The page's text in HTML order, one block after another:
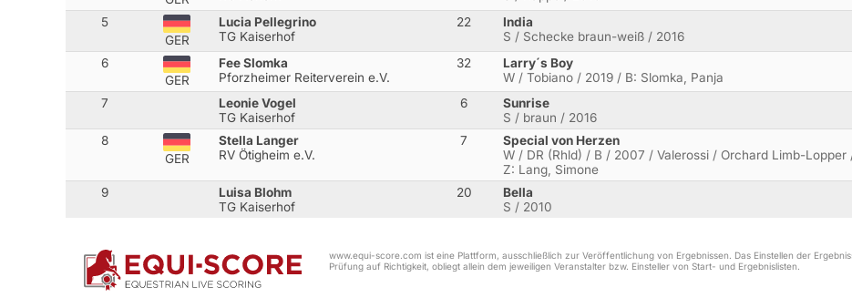
5
GER
Lucia Pellegrino
TG Kaiserhof
22
India
S / Schecke braun-weiß / 2016
6
GER
Fee Slomka
Pforzheimer Reiterverein e.V.
32
Larry´s Boy
W / Tobiano / 2019 / B: Slomka, Panja
7
Leonie Vogel
TG Kaiserhof
6
Sunrise
S / braun / 2016
8
GER
Stella Langer
RV Ötigheim e.V.
7
Special von Herzen
W / DR (Rhld) / B / 2007 / Valerossi / Orchard Limb-Lopper
Z: Lang, Simone
9
Luisa Blohm
TG Kaiserhof
20
Bella
S / 2010
www.equi-score.com ist eine Plattform, ausschließlich zur Veröffentlichung von Ergebnissen. Das Einstellen der
Prüfung auf Richtigkeit, obliegt allein dem jeweiligen Veranstalter bzw. Einsteller von Start- und Ergebnislisten.